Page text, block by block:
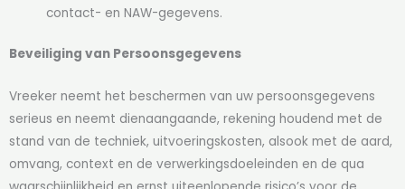
contact- en NAW-gegevens.
Beveiliging van Persoonsgegevens
Vreeker neemt het beschermen van uw persoonsgegevens
serieus en neemt dienaangaande, rekening houdend met de
stand van de techniek, uitvoeringskosten, alsook met de aard,
omvang, context en de verwerkingsdoeleinden en de qua